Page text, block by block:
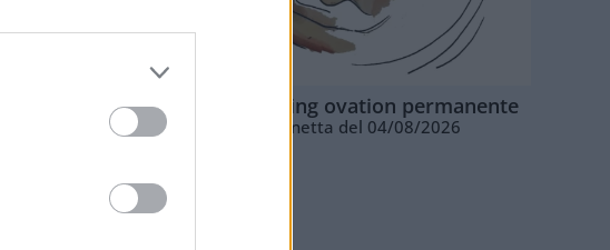
La standing ovation permanente
Vignetta del 04/08/2026